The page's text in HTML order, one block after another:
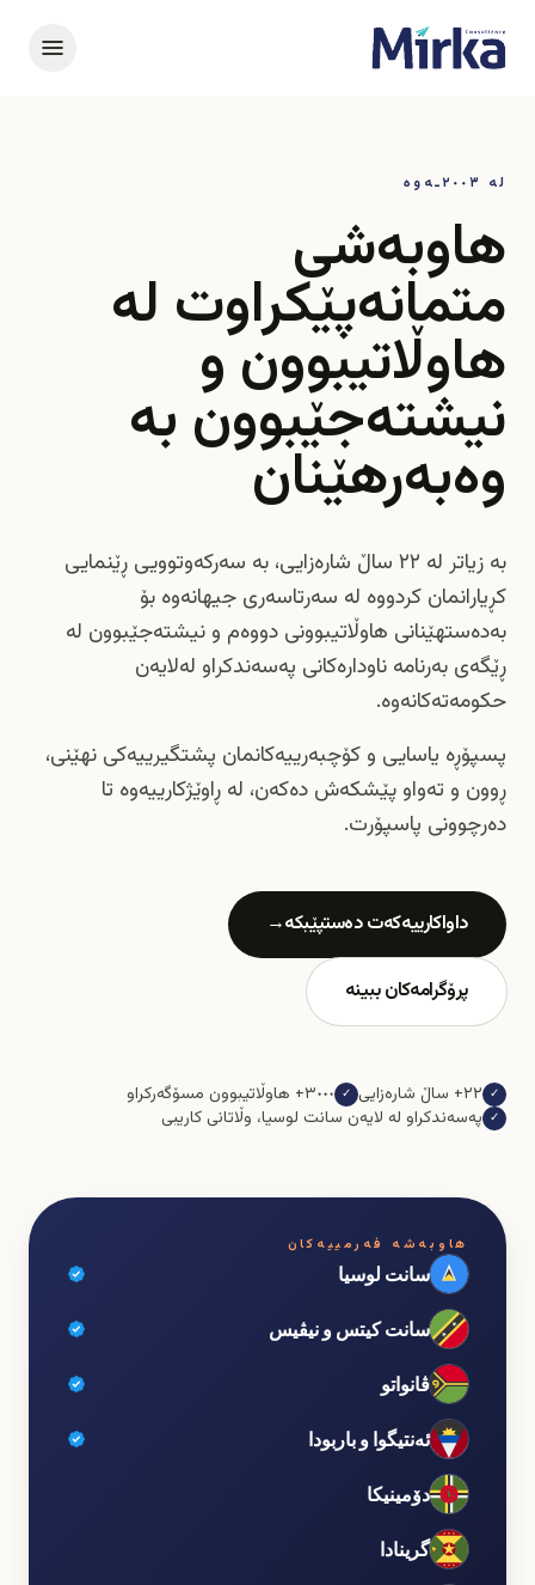
لە ٢٠٠٣ـەوە
هاوبەشی
متمانەپێکراوت لە
هاوڵاتیبوون و
نیشتەجێبوون بە
وەبەرهێنان
بە زیاتر لە ٢٢ ساڵ شارەزایی، بە سەرکەوتوویی ڕێنمایی
کڕیارانمان کردووە لە سەرتاسەری جیهانەوە بۆ
بەدەستهێنانی هاوڵاتیبوونی دووەم و نیشتەجێبوون لە
ڕێگەی بەرنامە ناودارەکانی پەسەندکراو لەلایەن
حکومەتەکانەوە.
پسپۆڕە یاسایی و کۆچبەرییەکانمان پشتگیرییەکی نهێنی،
ڕوون و تەواو پێشکەش دەکەن، لە ڕاوێژکارییەوە تا
دەرچوونی پاسپۆرت.
داواکارییەکەت دەستپێبکە→
پرۆگرامەکان ببینە
✓ ٢٢+ ساڵ شارەزایی ✓ ٣٠٠٠+ هاوڵاتیبوون مسۆگەرکراو
✓ پەسەندکراو لە لایەن سانت لوسیا، وڵاتانی کاریبی
هاوبەشە فەرمییەکان
سانت لوسیا
سانت کیتس و نیڤیس
ڤانواتو
ئەنتیگوا و باربودا
دۆمینیکا
گرینادا